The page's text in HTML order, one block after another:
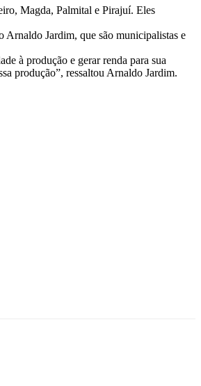
Magda, Palmital e Pirajuí. Eles
Arnaldo Jardim, que são municipalistas e
à produção e gerar renda para sua
produção”, ressaltou Arnaldo Jardim.